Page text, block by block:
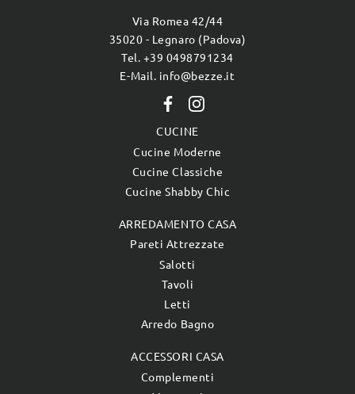
Via Romea 42/44
35020 - Legnaro (Padova)
Tel. +39 0498791234
E-Mail. info@bezze.it
CUCINE
Cucine Moderne
Cucine Classiche
Cucine Shabby Chic
ARREDAMENTO CASA
Pareti Attrezzate
Salotti
Tavoli
Letti
Arredo Bagno
ACCESSORI CASA
Complementi